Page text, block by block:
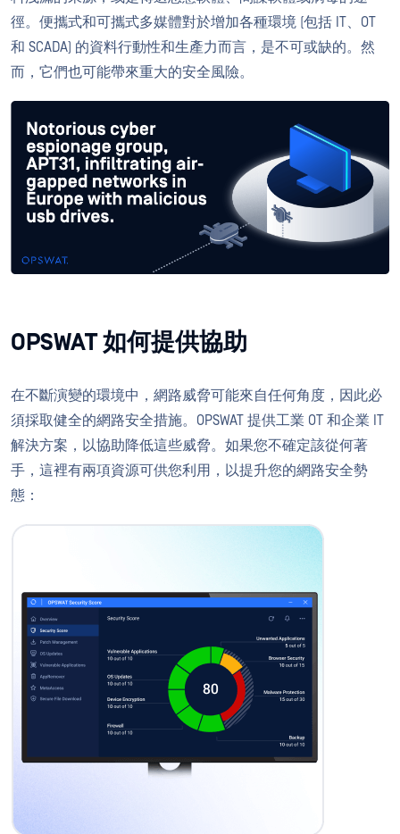
徑。便攜式和可攜式多媒體對於增加各種環境 (包括 IT、OT
和 SCADA) 的資料行動性和生產力而言，是不可或缺的。然
而，它們也可能帶來重大的安全風險。
OPSWAT 如何提供協助
在不斷演變的環境中，網路威脅可能來自任何角度，因此必
須採取健全的網路安全措施。OPSWAT 提供工業 OT 和企業 IT
解決方案，以協助降低這些威脅。如果您不確定該從何著
手，這裡有兩項資源可供您利用，以提升您的網路安全勢
態：